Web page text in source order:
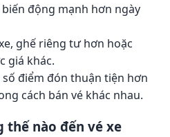
động mạnh hơn ngày
ghế riêng tư hơn hoặc
giá khác.
số điểm đón thuận tiện hơn
cách bán vé khác nhau.
thế nào đến vé xe